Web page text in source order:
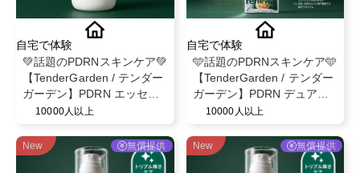
自宅で体験
💚話題のPDRNスキンケア💚
【TenderGarden / テンダー
ガーデン】PDRN エッセン
スクリーム 80ml モニター募
10000人以上
自宅で体験
🩵話題のPDRNスキンケア🩵
【TenderGarden / テンダー
ガーデン】PDRN デュアル
ブースト 美容液ミスト モニ
10000人以上
New 無償提供 New 無償提供